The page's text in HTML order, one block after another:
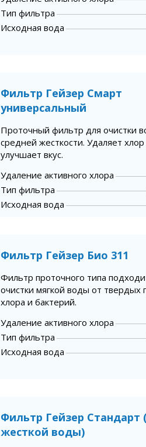
Тип фильтра
Исходная вода
Фильтр Гейзер Смарт
универсальный
Проточный фильтр для очистки
средней жесткости. Удаляет
улучшает вкус.
Удаление активного хлора
Тип фильтра
Исходная вода
Фильтр Гейзер Био 311
Фильтр проточного типа
очистки мягкой воды от твердых
хлора и бактерий.
Удаление активного хлора
Тип фильтра
Исходная вода
Фильтр Гейзер Стандарт
жесткой воды)